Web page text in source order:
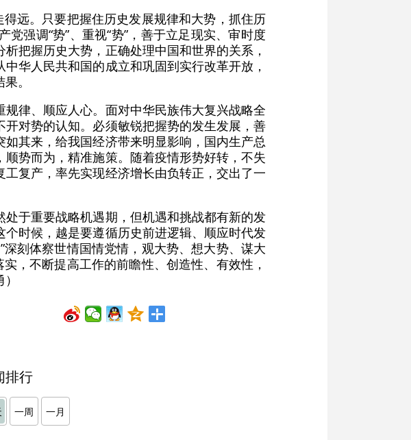
远。只要把握住历史发展规律和大势，抓住历
强调“势”、重视“势”，善于立足现实、审时度
把握历史大势，正确处理中国和世界的关系，
华人民共和国的成立和巩固到实行改革开放，
。
律、顺应人心。面对中华民族伟大复兴战略全
对势的认知。必须敏锐把握势的发生发展，善
其来，给我国经济带来明显影响，国内生产总
势而为，精准施策。随着疫情形势好转，不失
复产，率先实现经济增长由负转正，交出了一
于重要战略机遇期，但机遇和挑战都有新的发
时候，越是要遵循历史前进逻辑、顺应时代发
刻体察世情国情党情，观大势、想大势、谋大
，不断提高工作的前瞻性、创造性、有效性，
排行
一周 一月